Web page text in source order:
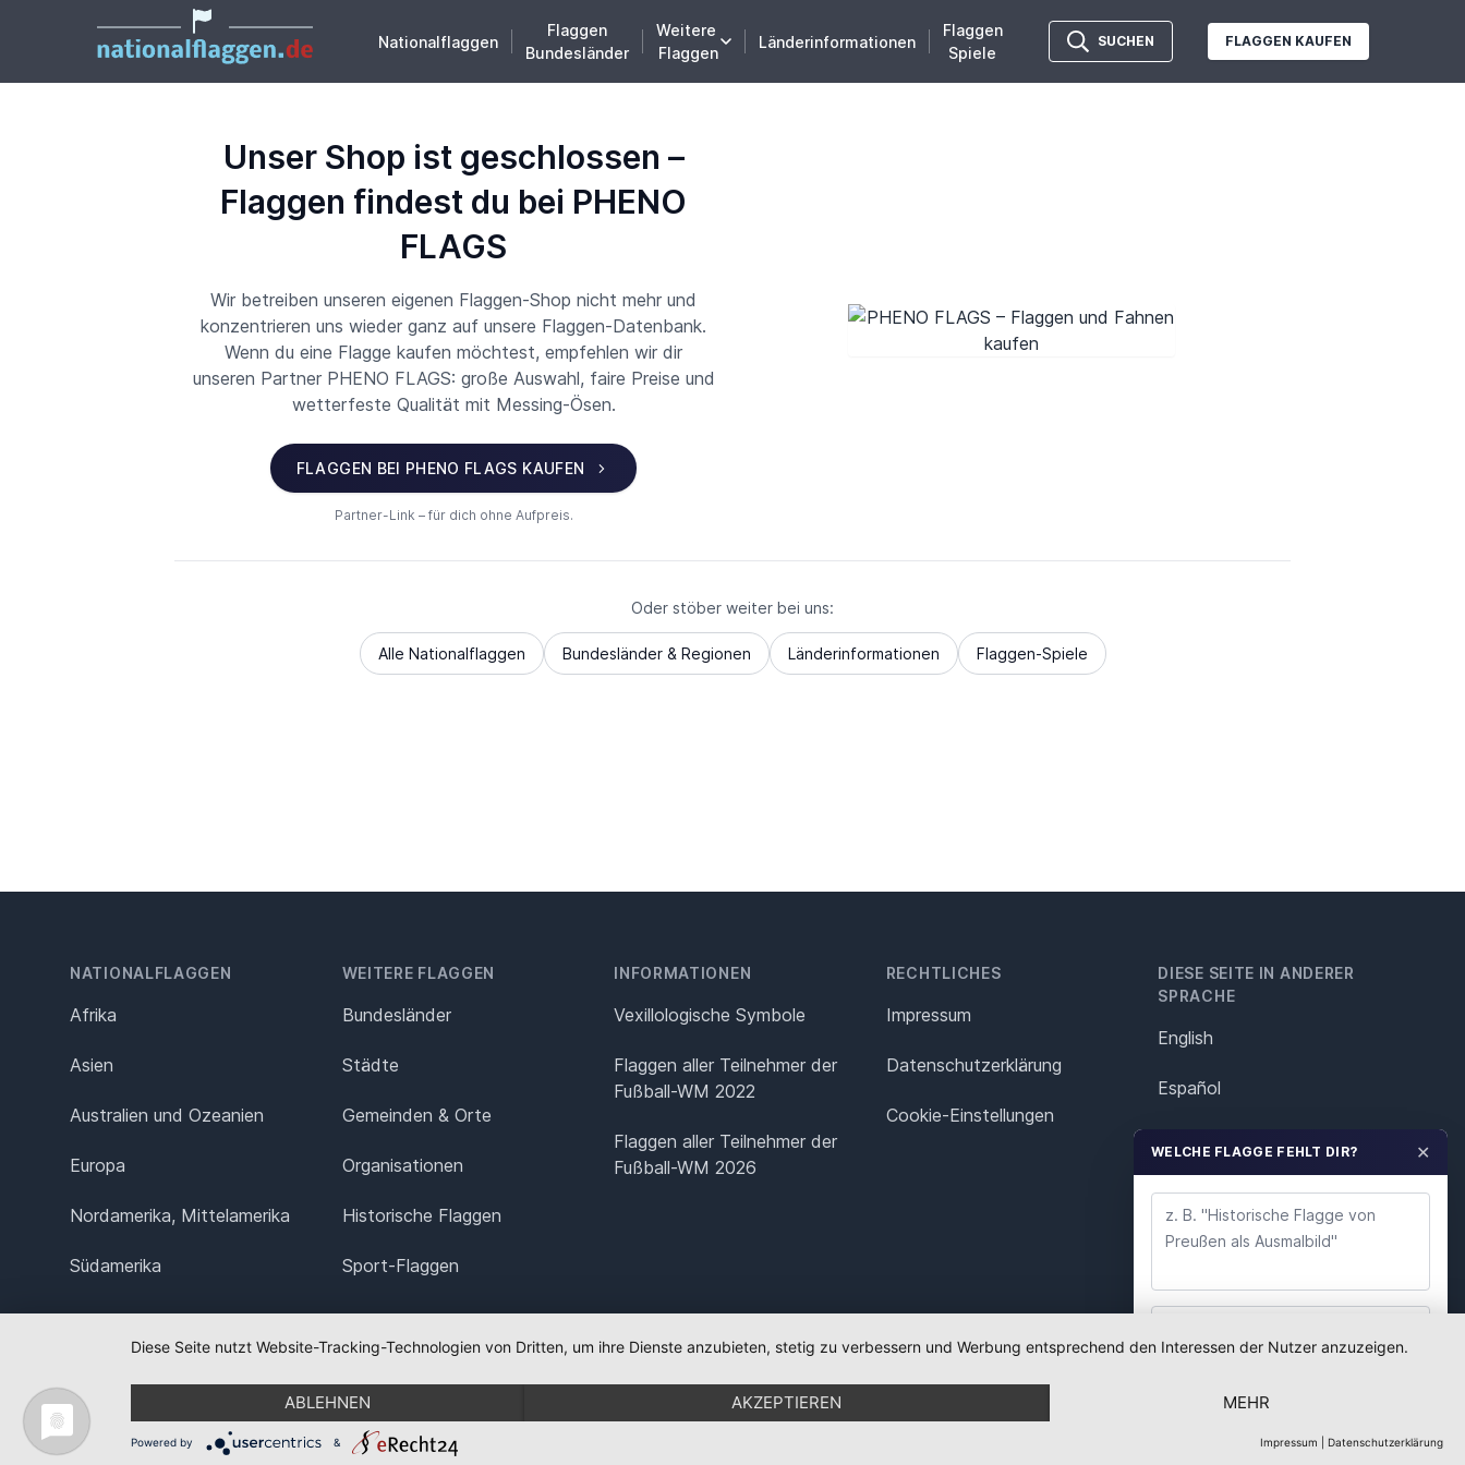
Nationalflaggen
Flaggen
Bundesländer
Weitere
Flaggen
Länderinformationen
Flaggen
Spiele
SUCHEN FLAGGEN KAUFEN
Unser Shop ist geschlossen –
Flaggen findest du bei PHENO
FLAGS
Wir betreiben unseren eigenen Flaggen-Shop nicht mehr und
konzentrieren uns wieder ganz auf unsere Flaggen-Datenbank.
Wenn du eine Flagge kaufen möchtest, empfehlen wir dir
unseren Partner PHENO FLAGS: große Auswahl, faire Preise und
wetterfeste Qualität mit Messing-Ösen.
FLAGGEN BEI PHENO FLAGS KAUFEN
Partner-Link – für dich ohne Aufpreis.
Oder stöber weiter bei uns:
Alle Nationalflaggen Bundesländer & Regionen Länderinformationen Flaggen-Spiele
NATIONALFLAGGEN
Afrika
Asien
Australien und Ozeanien
Europa
Nordamerika, Mittelamerika
Südamerika
WEITERE FLAGGEN
Bundesländer
Städte
Gemeinden & Orte
Organisationen
Historische Flaggen
Sport-Flaggen
INFORMATIONEN
Vexillologische Symbole
Flaggen aller Teilnehmer der
Fußball-WM 2022
Flaggen aller Teilnehmer der
Fußball-WM 2026
RECHTLICHES
Impressum
Datenschutz­erklärung
Cookie-Einstellungen
DIESE SEITE IN ANDERER
SPRACHE
English
Español
Italiano
Polska
Português
Nederlands
WELCHE FLAGGE FEHLT DIR? ✕
Diese Seite nutzt Website-Tracking-Technologien von Dritten, um ihre Dienste anzubieten, stetig zu verbessern und Werbung entsprechend den Interessen der Nutzer anzuzeigen.
ABLEHNEN AKZEPTIEREN MEHR
Powered by & Impressum Datenschutzerklärung